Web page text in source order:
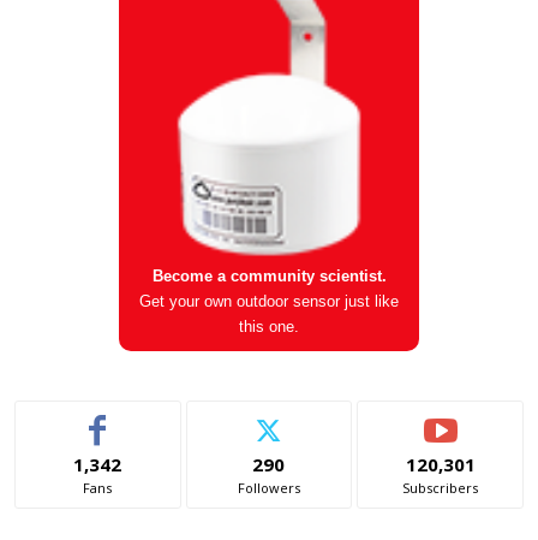
Become a community scientist.
Get your own outdoor sensor just like
this one.
1,342
Fans
290
Followers
120,301
Subscribers